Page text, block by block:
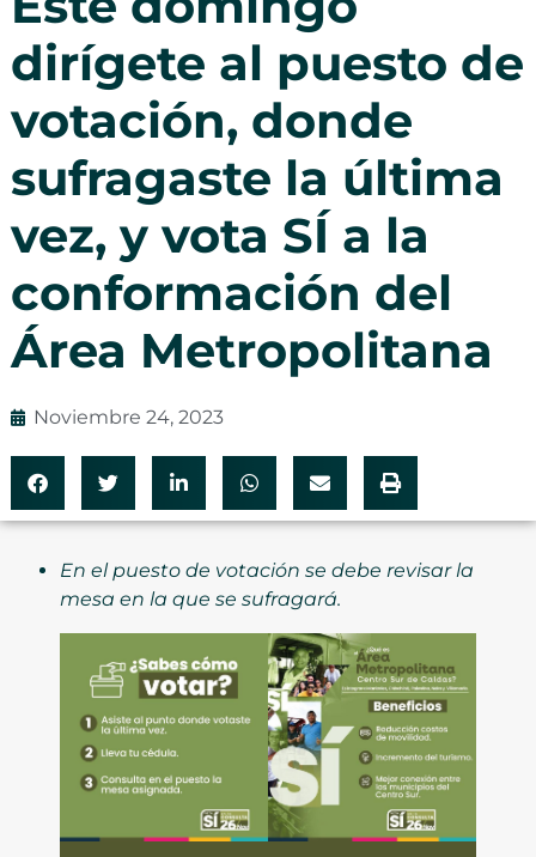
dirígete al puesto de
votación, donde
sufragaste la última
vez, y vota SÍ a la
conformación del
Área Metropolitana
Noviembre 24, 2023
En el puesto de votación se debe revisar la
mesa en la que se sufragará.